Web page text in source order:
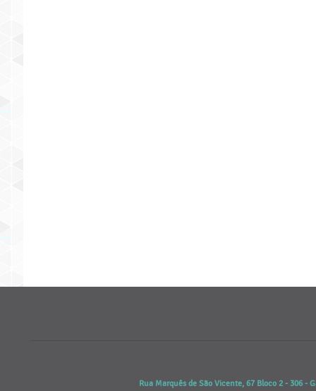
Rua Marquês de São Vicente, 67 Bloco 2 - 306 -